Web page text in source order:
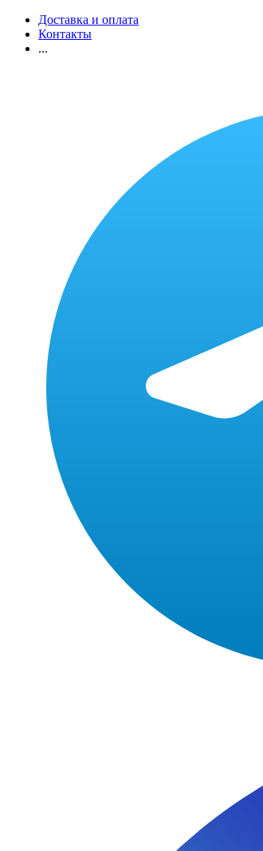
Доставка и оплата
Контакты
...